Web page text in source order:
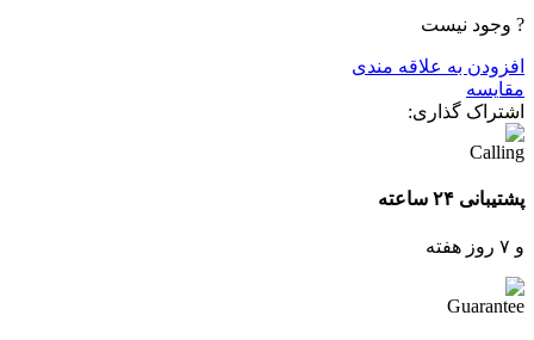
? وجود نیست
افزودن به علاقه مندی
مقایسه
اشتراک گذاری:
پشتیبانی ۲۴ ساعته
و ۷ روز هفته